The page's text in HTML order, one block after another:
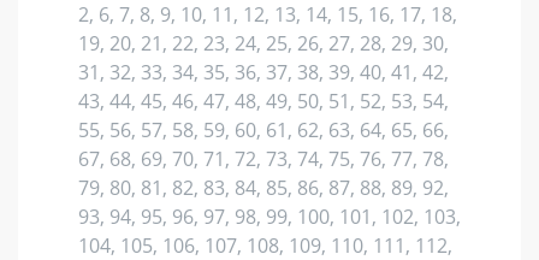
2, 6, 7, 8, 9, 10, 11, 12, 13, 14, 15, 16, 17, 18,
19, 20, 21, 22, 23, 24, 25, 26, 27, 28, 29, 30,
31, 32, 33, 34, 35, 36, 37, 38, 39, 40, 41, 42,
43, 44, 45, 46, 47, 48, 49, 50, 51, 52, 53, 54,
55, 56, 57, 58, 59, 60, 61, 62, 63, 64, 65, 66,
67, 68, 69, 70, 71, 72, 73, 74, 75, 76, 77, 78,
79, 80, 81, 82, 83, 84, 85, 86, 87, 88, 89, 92,
93, 94, 95, 96, 97, 98, 99, 100, 101, 102, 103,
104, 105, 106, 107, 108, 109, 110, 111, 112,